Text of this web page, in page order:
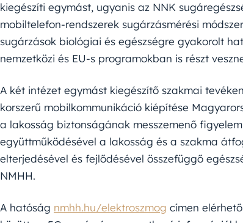
kiegészíti egymást, ugyanis az NNK
mobiltelefon-rendszerek sugárzásmérési
sugárzások biológiai és egészségre gyakorolt
nemzetközi és EU-s programokban is részt
A két intézet egymást kiegészítő szakmai
korszerű mobilkommunikáció kiépítése
a lakosság biztonságának messzemenő
együttműködésével a lakosság és a szakma
elterjedésével és fejlődésével összefüggő
NMHH.
A hatóság nmhh.hu/elektroszmog címen